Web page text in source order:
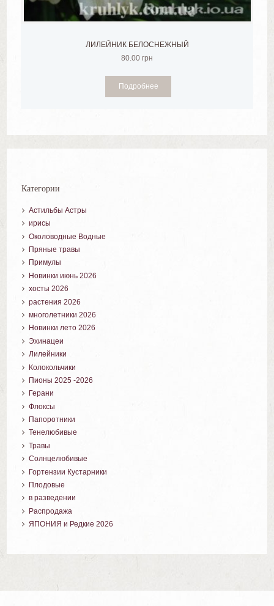
ЛИЛЕЙНИК БЕЛОСНЕЖНЫЙ
80.00 грн
Подробнее
Категории
Астильбы Астры
ирисы
Околоводные Водные
Пряные травы
Примулы
Новинки июнь 2026
хосты 2026
растения 2026
многолетники 2026
Новинки лето 2026
Эхинацеи
Лилейники
Колокольчики
Пионы 2025 -2026
Герани
Флоксы
Папоротники
Тенелюбивые
Травы
Солнцелюбивые
Гортензии Кустарники
Плодовые
в разведении
Распродажа
ЯПОНИЯ и Редкие 2026